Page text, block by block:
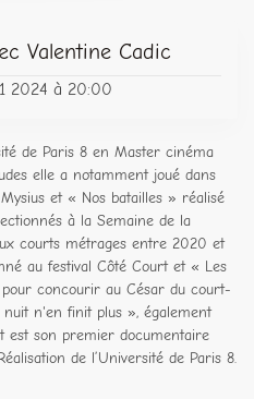
Valentine Cadic
2024 à 20:00
de Paris 8 en Master cinéma
elle a notamment joué dans
et « Nos batailles » réalisé
à la Semaine de la
courts métrages entre 2020 et
au festival Côté Court et « Les
concourir au César du court-
n'en finit plus », également
est son premier documentaire
de l’Université de Paris 8.